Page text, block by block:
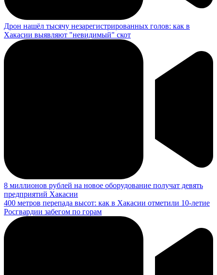
Дрон нашёл тысячу незарегистрированных голов: как в
Хакасии выявляют "невидимый" скот
8 миллионов рублей на новое оборудование получат девять
предприятий Хакасии
400 метров перепада высот: как в Хакасии отметили 10-летие
Росгвардии забегом по горам